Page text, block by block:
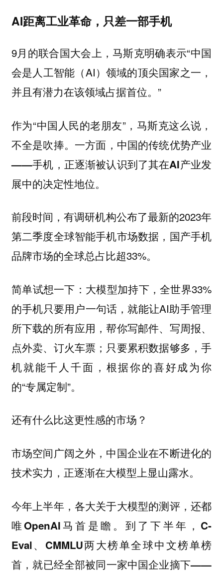
AI距离工业革命，只差一部手机
9月的联合国大会上，马斯克明确表示“中国
会是人工智能（AI）领域的顶尖国家之一，
并且有潜力在该领域占据首位。”
作为“中国人民的老朋友”，马斯克这么说，
不全是吹捧。 一方面，中国的传统优势产业
——手机，正逐渐被认识到了其在AI产业发
展中的决定性地位。
前段时间，有调研机构公布了最新的2023年
第二季度全球智能手机市场数据，国产手机
品牌市场的全球总占比超33%。
简单试想一下：大模型加持下，全世界33%
的手机只要用户一句话，就能让AI助手管理
所下载的所有应用，帮你写邮件、写周报、
点外卖、订火车票；只要累积数据够多，手
机就能千人千面，根据你的喜好成为你
的“专属定制”。
还有什么比这更性感的市场？
市场空间广阔之外，中国企业在不断进化的
技术实力，正逐渐在大模型上显山露水。
今年上半年，各大关于大模型的测评，还都
唯OpenAI马首是瞻。到了下半年，C-
Eval、CMMLU两大榜单全球中文榜单榜
首，就已经全部被同一家中国企业摘下——